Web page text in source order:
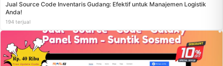
Jual Source Code Inventaris Gudang: Efektif untuk Manajemen Logistik
Anda!
194 terjual